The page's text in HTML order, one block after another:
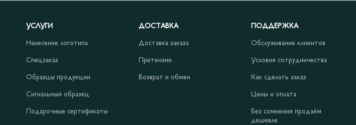
УСЛУГИ
Нанесение логотипа
Спецзаказ
Образцы продукции
Сигнальный образец
Подарочные сертификаты
ДОСТАВКА
Доставка заказа
Претензии
Возврат и обмен
ПОДДЕРЖКА
Обслуживание клиентов
Условия сотрудничества
Как сделать заказ
Цены и оплата
Без сомнения продаём
дешевле